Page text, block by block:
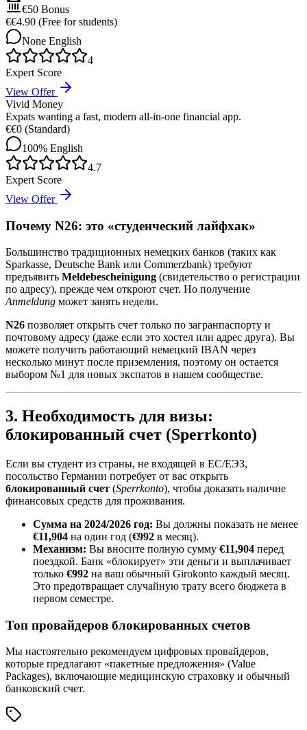
€50 Bonus
€€4.90 (Free for students)
None English
4
Expert Score
View Offer
Vivid Money
Expats wanting a fast, modern all-in-one financial app.
€€0 (Standard)
100% English
4.7
Expert Score
View Offer
Почему N26: это «студенческий лайфхак»
Большинство традиционных немецких банков (таких как
Sparkasse, Deutsche Bank или Commerzbank) требуют
предъявить Meldebescheinigung (свидетельство о регистрации
по адресу), прежде чем откроют счет. Но получение
Anmeldung может занять недели.
N26 позволяет открыть счет только по загранпаспорту и
почтовому адресу (даже если это хостел или адрес друга). Вы
можете получить работающий немецкий IBAN через
несколько минут после приземления, поэтому он остается
выбором №1 для новых экспатов в нашем сообществе.
3. Необходимость для визы:
блокированный счет (Sperrkonto)
Если вы студент из страны, не входящей в ЕС/ЕЭЗ,
посольство Германии потребует от вас открыть
блокированный счет (Sperrkonto), чтобы доказать наличие
финансовых средств для проживания.
Сумма на 2024/2026 год: Вы должны показать не менее
€11,904 на один год (€992 в месяц).
Механизм: Вы вносите полную сумму €11,904 перед
поездкой. Банк «блокирует» эти деньги и выплачивает
только €992 на ваш обычный Girokonto каждый месяц.
Это предотвращает случайную трату всего бюджета в
первом семестре.
Топ провайдеров блокированных счетов
Мы настоятельно рекомендуем цифровых провайдеров,
которые предлагают «пакетные предложения» (Value
Packages), включающие медицинскую страховку и обычный
банковский счет.